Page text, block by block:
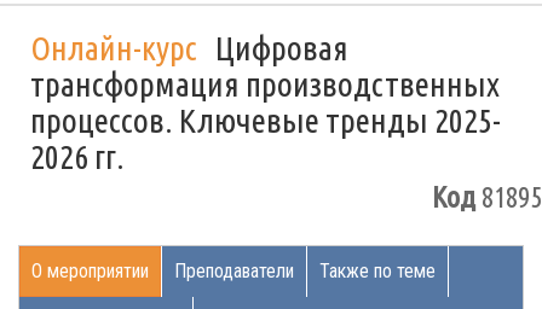
Онлайн-курс Цифровая
трансформация производственных
процессов. Ключевые тренды 2025-
2026 гг.
Код81895
О мероприятии Преподаватели Также по теме